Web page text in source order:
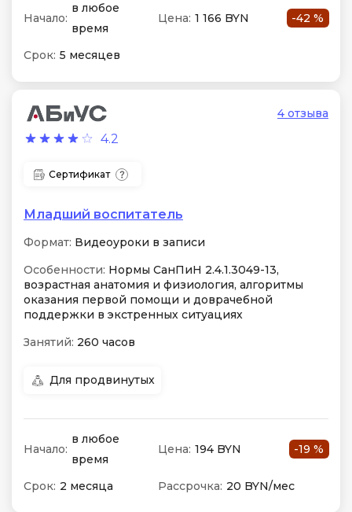
Начало:
в любое
время
Цена: 1 166 BYN -42 %
Срок: 5 месяцев
4.2
4 отзыва
Сертификат
Младший воспитатель
Формат: Видеоуроки в записи
Особенности: Нормы СанПиН 2.4.1.3049-13,
возрастная анатомия и физиология, алгоритмы
оказания первой помощи и доврачебной
поддержки в экстренных ситуациях
Занятий: 260 часов
Для продвинутых
Начало:
в любое
время
Цена: 194 BYN -19 %
Срок: 2 месяца Рассрочка: 20 BYN/мес